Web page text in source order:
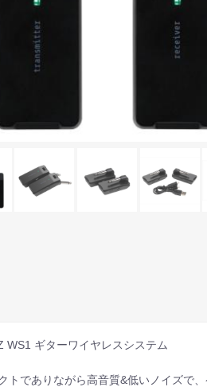
WS1 ギターワイヤレスシステム
トでありながら高音質&低いノイズで